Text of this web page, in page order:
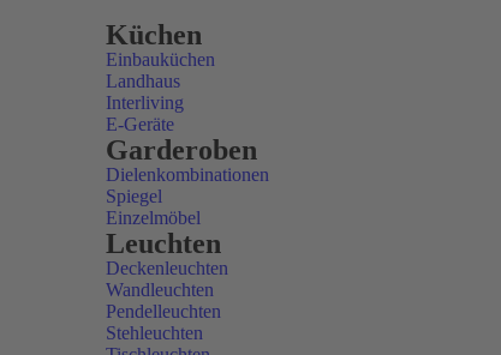
Küchen
Einbauküchen
Landhaus
Interliving
E-Geräte
Garderoben
Dielenkombinationen
Spiegel
Einzelmöbel
Leuchten
Deckenleuchten
Wandleuchten
Pendelleuchten
Stehleuchten